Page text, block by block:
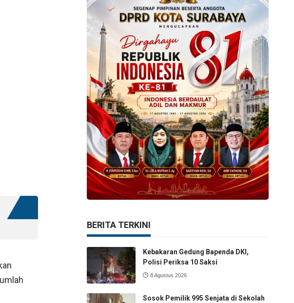
BERITA TERKINI
Kebakaran Gedung Bapenda DKI,
Polisi Periksa 10 Saksi
8 Agustus 2026
Sosok Pemilik 995 Senjata di Sekolah